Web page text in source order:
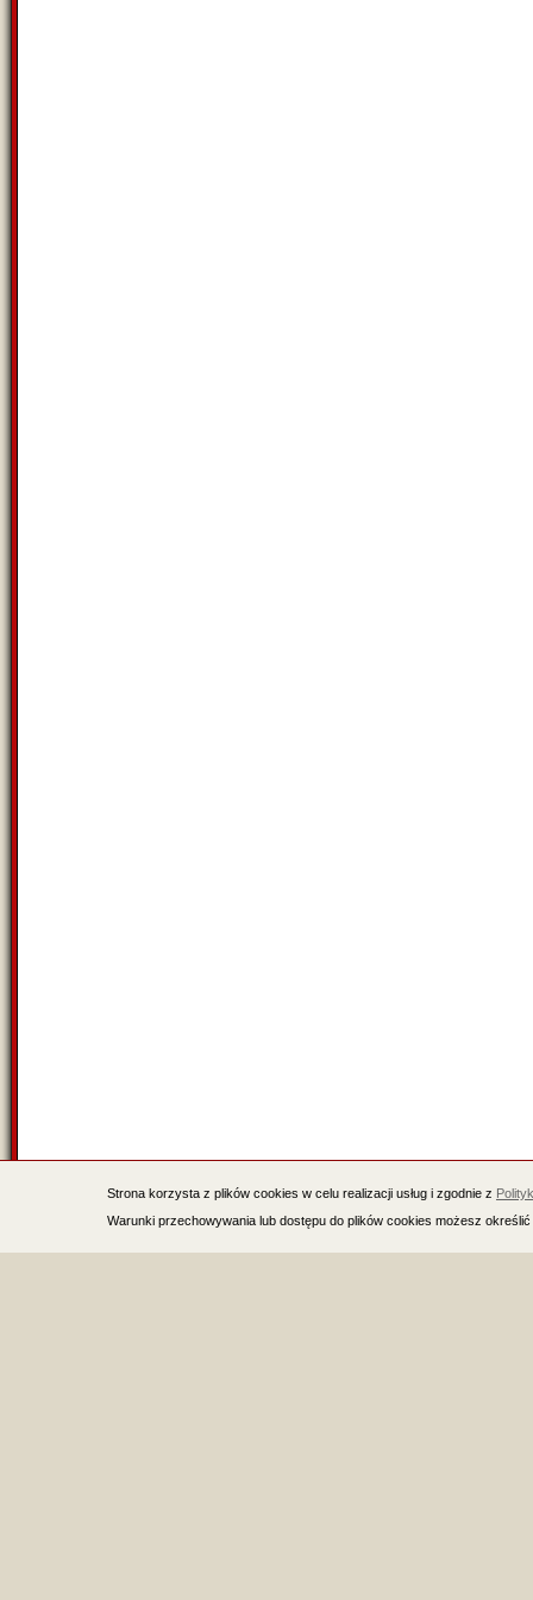
Strona korzysta z plików cookies w celu realizacji usług i zgodnie z
Warunki przechowywania lub dostępu do plików cookies możesz